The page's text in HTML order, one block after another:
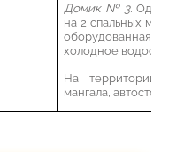
Домик № 3.
на 2 спальных
оборудованная
холодное
На территории
мангала,